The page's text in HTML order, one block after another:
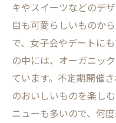
キやスイーツなどのデ
目も可愛らしいものか
で、女子会やデートに
の中には、オーガニッ
ています。不定期開催
のおいしいものを楽し
ニューも多いので、何